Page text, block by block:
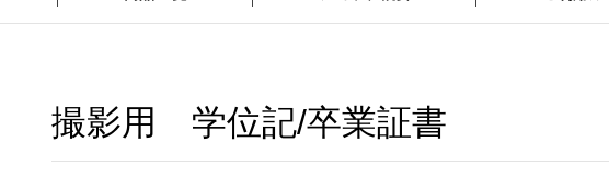
撮影用 学位記/卒業証書